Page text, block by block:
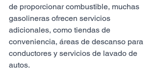
de proporcionar combustible, muchas
gasolineras ofrecen servicios
adicionales, como tiendas de
conveniencia, áreas de descanso para
conductores y servicios de lavado de
autos.